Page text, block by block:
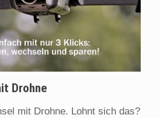
Drohne
mit Drohne. Lohnt sich das?